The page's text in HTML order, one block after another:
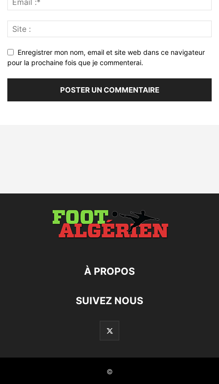
Enregistrer mon nom, email et site web dans ce navigateur
pour la prochaine fois que je commenterai.
À PROPOS
SUIVEZ NOUS
©